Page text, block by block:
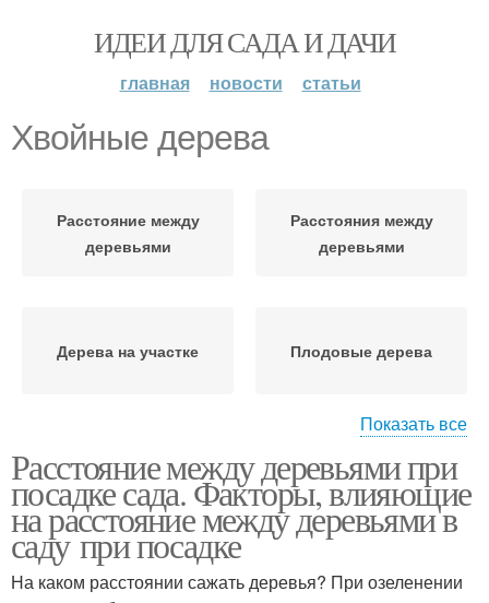
ИДЕИ ДЛЯ САДА И ДАЧИ
главная новости статьи
Хвойные дерева
Расстояние между
деревьями
Расстояния между
деревьями
Дерева на участке Плодовые дерева
регионах
плодовыми деревьями
Дерева от забора
Расстояние между
Показать все
Расстояние между деревьями при
посадке сада. Факторы, влияющие
на расстояние между деревьями в
саду при посадке
На каком расстоянии сажать деревья? При озеленении